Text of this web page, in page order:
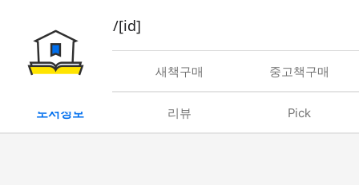
book/rent/[id]
대여 새책구매 중고책구매
도서정보 리뷰 Pick